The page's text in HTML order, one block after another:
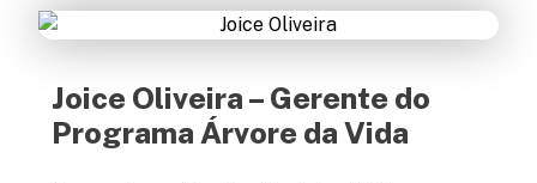
Joice Oliveira – Gerente do
Programa Árvore da Vida